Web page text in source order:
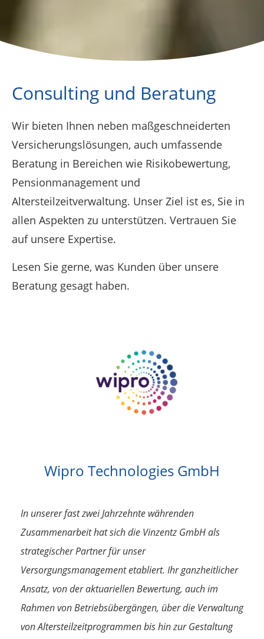
Consulting und Beratung
Wir bieten Ihnen neben maßgeschneiderten
Versicherungslösungen, auch umfassende
Beratung in Bereichen wie Risikobewertung,
Pensionmanagement und
Altersteilzeitverwaltung. Unser Ziel ist es, Sie in
allen Aspekten zu unterstützen. Vertrauen Sie
auf unsere Expertise.
Lesen Sie gerne, was Kunden über unsere
Beratung gesagt haben.
Wipro Technologies GmbH
In unserer fast zwei Jahrzehnte währenden
Zusammenarbeit hat sich die Vinzentz GmbH als
strategischer Partner für unser
Versorgungsmanagement etabliert. Ihr ganzheitlicher
Ansatz, von der aktuariellen Bewertung, auch im
Rahmen von Betriebsübergängen, über die Verwaltung
von Altersteilzeitprogrammen bis hin zur Gestaltung